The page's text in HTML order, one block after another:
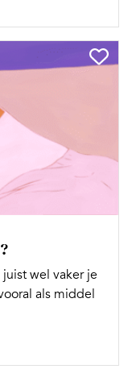
wel vaker je
als middel